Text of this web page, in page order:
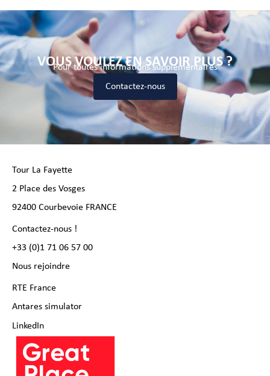
VOUS VOULEZ EN SAVOIR PLUS ?
Pour toutes informations supplémentaires
Contactez-nous
Tour La Fayette
2 Place des Vosges
92400 Courbevoie FRANCE
Contactez-nous !
+33 (0)1 71 06 57 00
Nous rejoindre
RTE France
Antares simulator
LinkedIn